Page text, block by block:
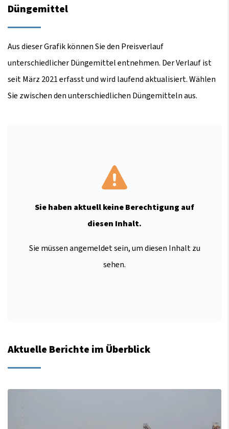
Düngemittel
Aus dieser Grafik können Sie den Preisverlauf
unterschiedlicher Düngemittel entnehmen. Der Verlauf ist
seit März 2021 erfasst und wird laufend aktualisiert. Wählen
Sie zwischen den unterschiedlichen Düngemitteln aus.
Sie haben aktuell keine Berechtigung auf
diesen Inhalt.
Sie müssen angemeldet sein, um diesen Inhalt zu
sehen.
Aktuelle Berichte im Überblick